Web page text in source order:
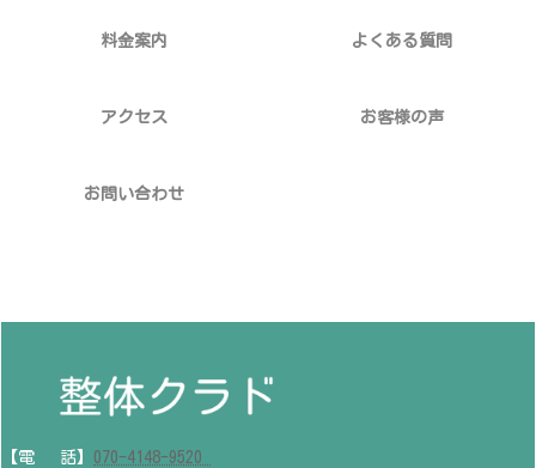
料金案内 よくある質問
アクセス お客様の声
お問い合わせ
【電 話】
070-4148-9520